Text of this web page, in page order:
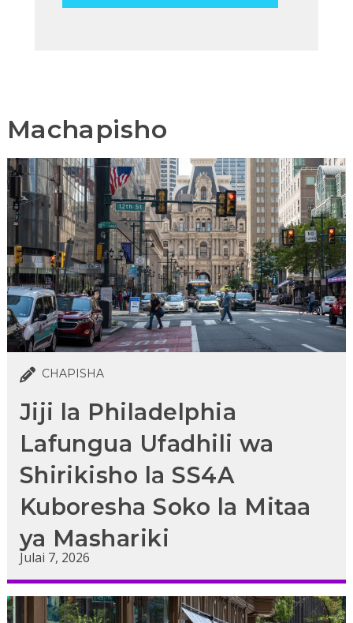
Machapisho
CHAPISHA
Jiji la Philadelphia
Lafungua Ufadhili wa
Shirikisho la SS4A
Kuboresha Soko la Mitaa
ya Mashariki
Julai 7, 2026